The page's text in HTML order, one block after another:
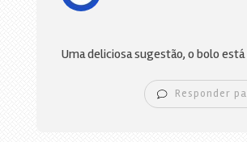
Uma deliciosa sugestão, o bolo
Responder